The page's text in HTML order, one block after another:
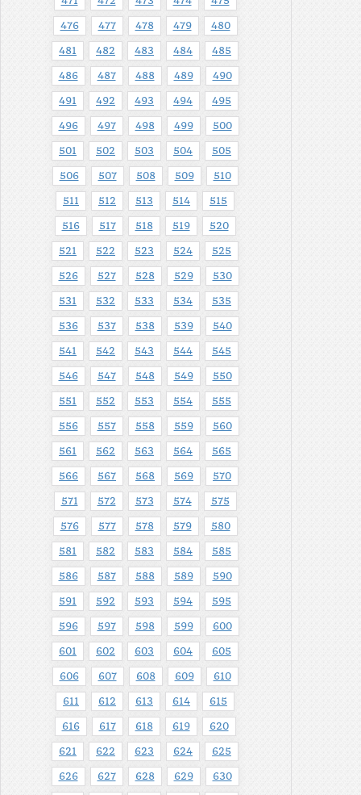
476 477 478 479 480
481 482 483 484 485
486 487 488 489 490
491 492 493 494 495
496 497 498 499 500
501 502 503 504 505
506 507 508 509 510
511 512 513 514 515
516 517 518 519 520
521 522 523 524 525
526 527 528 529 530
531 532 533 534 535
536 537 538 539 540
541 542 543 544 545
546 547 548 549 550
551 552 553 554 555
556 557 558 559 560
561 562 563 564 565
566 567 568 569 570
571 572 573 574 575
576 577 578 579 580
581 582 583 584 585
586 587 588 589 590
591 592 593 594 595
596 597 598 599 600
601 602 603 604 605
606 607 608 609 610
611 612 613 614 615
616 617 618 619 620
621 622 623 624 625
626 627 628 629 630